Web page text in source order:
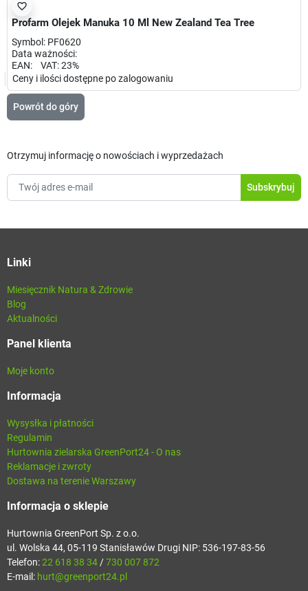
favorite_border
Profarm Olejek Manuka 10 Ml New Zealand Tea Tree
Symbol: PF0620
Data ważności:
EAN: VAT: 23%
Ceny i ilości dostępne po zalogowaniu
Powrót do góry
Otrzymuj informację o nowościach i wyprzedażach
Linki
Miesięcznik Natura & Zdrowie
Blog
Aktualności
Panel klienta
Moje konto
Informacja
Wysysłka i płatności
Regulamin
Hurtownia zielarska GreenPort24 - O nas
Reklamacje i zwroty
Dostawa na terenie Warszawy
Informacja o sklepie
Hurtownia GreenPort Sp. z o.o.
ul. Wolska 44, 05-119 Stanisławów Drugi NIP: 536-197-83-56
Telefon:22 618 38 34 /730 007 872
E-mail: hurt@greenport24.pl